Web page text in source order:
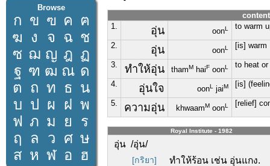
Browse
ก ข ฃ ค ฅ
ฆ ง จ ฉ ช
ซ ฌ ญ ฎ ฏ
ฐ ฑ ฒ ณ ด
ต ถ ท ธ น
บ ป ผ ฝ พ
ฟ ภ ม ย
ร
ฤ
ล ว ศ ษ
ส ห ฬ อ ฮ
1.
อุ่น oonL to warm
2. อุ่น oonL [is] warm
3. ทำให้อุ่น thamM haiF oonL to heat or
4. อุ่นใจ oonL jaiM [is]
5. ความอุ่น khwaamM oonL [relief]
Royal Institute - 1982
อุ่น /อุ่น/
[กริยา] ทำให้ร้อน เช่น อุ่นแกง.